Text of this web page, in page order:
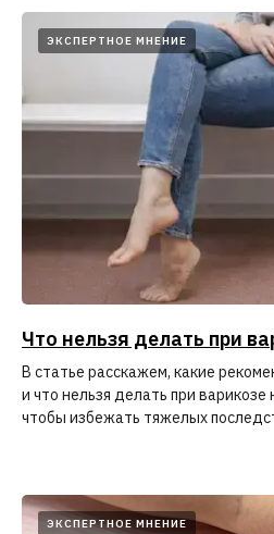
ЭКСПЕРТНОЕ МНЕНИЕ
Что нельзя делать при
В статье расскажем, какие
и что нельзя делать при
чтобы избежать тяжелых
ЭКСПЕРТНОЕ МНЕНИЕ